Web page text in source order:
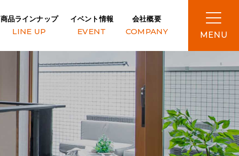
商品ラインナップ
LINE UP
イベント情報
EVENT
会社概要
COMPANY